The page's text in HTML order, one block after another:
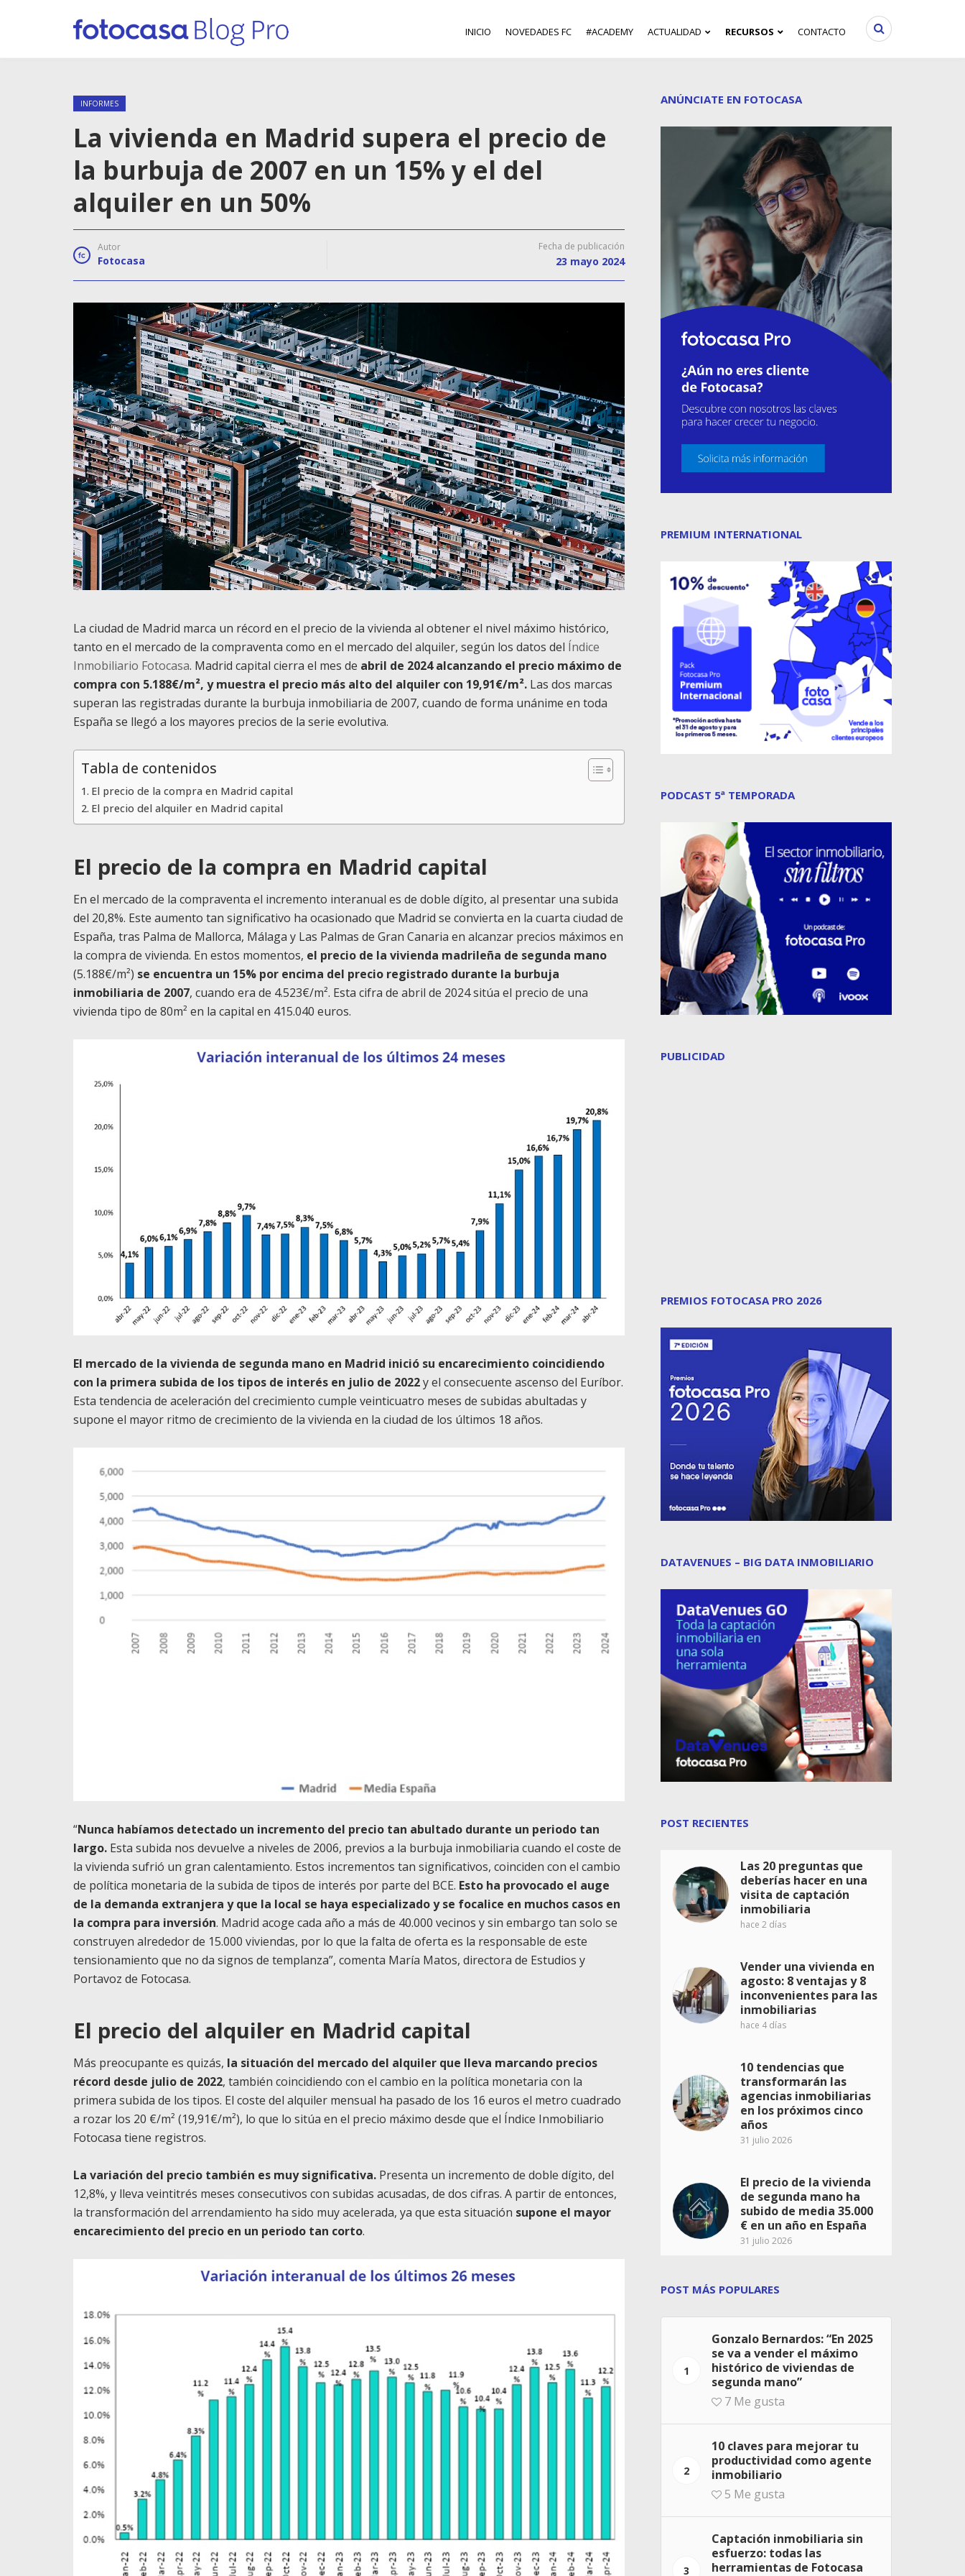
INICIO NOVEDADES FC #ACADEMY ACTUALIDAD RECURSOS CONTACTO
INFORMES
La vivienda en Madrid supera el precio de
la burbuja de 2007 en un 15% y el del
alquiler en un 50%
Autor
Fotocasa
Fecha de publicación
23 mayo 2024
La ciudad de Madrid marca un récord en el precio de la vivienda al obtener el nivel máximo histórico,
tanto en el mercado de la compraventa como en el mercado del alquiler, según los datos del Índice
Inmobiliario Fotocasa. Madrid capital cierra el mes de abril de 2024 alcanzando el precio máximo de
compra con 5.188€/m², y muestra el precio más alto del alquiler con 19,91€/m². Las dos marcas
superan las registradas durante la burbuja inmobiliaria de 2007, cuando de forma unánime en toda
España se llegó a los mayores precios de la serie evolutiva.
Tabla de contenidos
El precio de la compra en Madrid capital
El precio del alquiler en Madrid capital
El precio de la compra en Madrid capital
En el mercado de la compraventa el incremento interanual es de doble dígito, al presentar una subida
del 20,8%. Este aumento tan significativo ha ocasionado que Madrid se convierta en la cuarta ciudad de
España, tras Palma de Mallorca, Málaga y Las Palmas de Gran Canaria en alcanzar precios máximos en
la compra de vivienda. En estos momentos, el precio de la vivienda madrileña de segunda mano
(5.188€/m²) se encuentra un 15% por encima del precio registrado durante la burbuja
inmobiliaria de 2007, cuando era de 4.523€/m². Esta cifra de abril de 2024 sitúa el precio de una
vivienda tipo de 80m² en la capital en 415.040 euros.
El mercado de la vivienda de segunda mano en Madrid inició su encarecimiento coincidiendo
con la primera subida de los tipos de interés en julio de 2022y el consecuente ascenso del Euríbor.
Esta tendencia de aceleración del crecimiento cumple veinticuatro meses de subidas abultadas y
supone el mayor ritmo de crecimiento de la vivienda en la ciudad de los últimos 18 años.
“Nunca habíamos detectado un incremento del precio tan abultado durante un periodo tan
largo. Esta subida nos devuelve a niveles de 2006, previos a la burbuja inmobiliaria cuando el coste de
la vivienda sufrió un gran calentamiento. Estos incrementos tan significativos, coinciden con el cambio
de política monetaria de la subida de tipos de interés por parte del BCE. Esto ha provocado el auge
de la demanda extranjera y que la local se haya especializado y se focalice en muchos casos en
la compra para inversión. Madrid acoge cada año a más de 40.000 vecinos y sin embargo tan solo se
construyen alrededor de 15.000 viviendas, por lo que la falta de oferta es la responsable de este
tensionamiento que no da signos de templanza”, comenta María Matos, directora de Estudios y
Portavoz de Fotocasa.
El precio del alquiler en Madrid capital
Más preocupante es quizás, la situación del mercado del alquiler que lleva marcando precios
récord desde julio de 2022, también coincidiendo con el cambio en la política monetaria con la
primera subida de los tipos. El coste del alquiler mensual ha pasado de los 16 euros el metro cuadrado
a rozar los 20 €/m² (19,91€/m²), lo que lo sitúa en el precio máximo desde que el Índice Inmobiliario
Fotocasa tiene registros.
La variación del precio también es muy significativa. Presenta un incremento de doble dígito, del
12,8%, y lleva veintitrés meses consecutivos con subidas acusadas, de dos cifras. A partir de entonces,
la transformación del arrendamiento ha sido muy acelerada, ya que esta situación supone el mayor
encarecimiento del precio en un periodo tan corto.
ANÚNCIATE EN FOTOCASA
PREMIUM INTERNATIONAL
PODCAST 5ª TEMPORADA
PUBLICIDAD
PREMIOS FOTOCASA PRO 2026
DATAVENUES – BIG DATA INMOBILIARIO
POST RECIENTES
Las 20 preguntas que
deberías hacer en una
visita de captación
inmobiliaria
hace 2 días
Vender una vivienda en
agosto: 8 ventajas y 8
inconvenientes para las
inmobiliarias
hace 4 días
10 tendencias que
transformarán las
agencias inmobiliarias
en los próximos cinco
años
31 julio 2026
El precio de la vivienda
de segunda mano ha
subido de media 35.000
€ en un año en España
31 julio 2026
POST MÁS POPULARES
1
Gonzalo Bernardos: “En 2025
se va a vender el máximo
histórico de viviendas de
segunda mano”
7 Me gusta
2
10 claves para mejorar tu
productividad como agente
inmobiliario
5 Me gusta
3
Captación inmobiliaria sin
esfuerzo: todas las
herramientas de Fotocasa